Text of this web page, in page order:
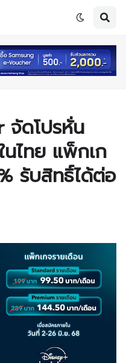
จัดโปรหั่น
นไทย แพ็กเก
รับสิทธิ์ได้ต่อ